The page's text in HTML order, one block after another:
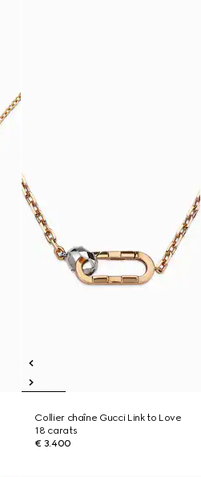
Collier chaîne Gucci Link to Love
18 carats
€ 3.400